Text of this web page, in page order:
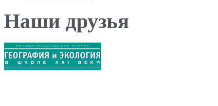
Наши друзья